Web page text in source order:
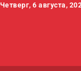
Четверг, 6 августа,